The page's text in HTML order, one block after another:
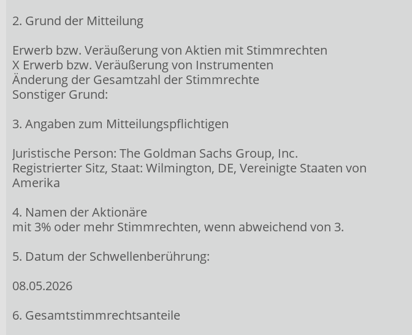
2. Grund der Mitteilung
Erwerb bzw. Veräußerung von Aktien mit Stimmrechten
X Erwerb bzw. Veräußerung von Instrumenten
Änderung der Gesamtzahl der Stimmrechte
Sonstiger Grund:
3. Angaben zum Mitteilungspflichtigen
Juristische Person: The Goldman Sachs Group, Inc.
Registrierter Sitz, Staat: Wilmington, DE, Vereinigte Staaten von
Amerika
4. Namen der Aktionäre
mit 3% oder mehr Stimmrechten, wenn abweichend von 3.
5. Datum der Schwellenberührung:
08.05.2026
6. Gesamtstimmrechtsanteile